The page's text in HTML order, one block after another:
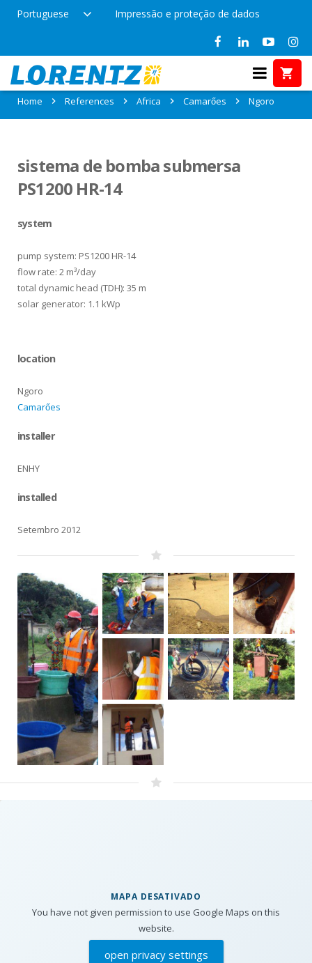
Portuguese Impressão e proteção de dados
References in Ngoro, Camarőes
Home References Africa Camarőes Ngoro
sistema de bomba submersa
PS1200 HR-14
system
pump system: PS1200 HR-14
flow rate: 2 m³/day
total dynamic head (TDH): 35 m
solar generator: 1.1 kWp
location
Ngoro
Camarőes
installer
ENHY
installed
Setembro 2012
MAPA DESATIVADO
You have not given permission to use Google Maps on this
website.
open privacy settings